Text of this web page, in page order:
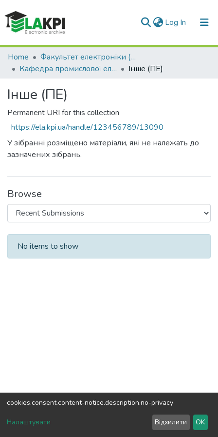
Log In (current)
Communities & Collections
All of DSpace
Statistics
Home
Факультет електроніки (ФЕЛ)
Кафедра промислової електроніки (ПЕ)
Інше (ПЕ)
Інше (ПЕ)
Permanent URI for this collection
https://ela.kpi.ua/handle/123456789/13090
У зібранні розміщено матеріали, які не належать до
зазначених зібрань.
Browse
Recent Submissions
No items to show
DSpace software copyright © 2002-2026LYRASIS
Send Feedback
cookies.consent.content-notice.description.no-privacy
Налаштувати Відхилити OK